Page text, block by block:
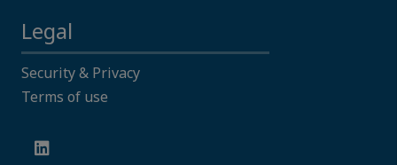
Legal
Security & Privacy
Terms of use